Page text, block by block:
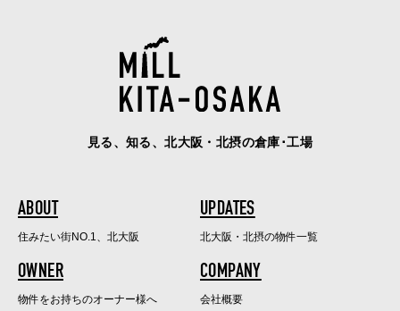
見る、知る、北大阪・北摂の倉庫･工場
ABOUT
住みたい街NO.1、北大阪
UPDATES
北大阪・北摂の物件一覧
OWNER
物件をお持ちのオーナー様へ
COMPANY
会社概要